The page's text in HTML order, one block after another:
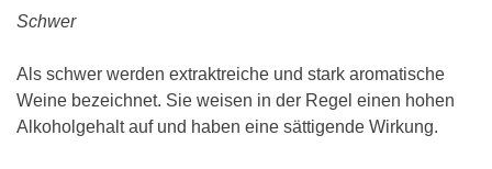
Schwer
Als schwer werden extraktreiche und stark aromatische
Weine bezeichnet. Sie weisen in der Regel einen hohen
Alkoholgehalt auf und haben eine sättigende Wirkung.